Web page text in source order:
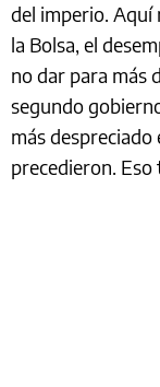
del imperio. Aquí
la Bolsa, el
no dar para más
segundo
más
precedieron.